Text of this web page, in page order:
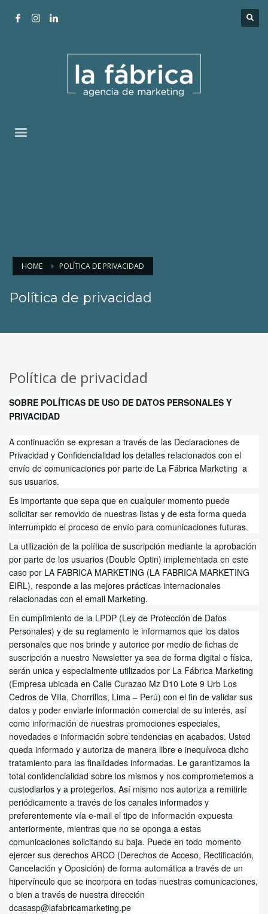
HOME POLÍTICA DE PRIVACIDAD
Política de privacidad
Política de privacidad
SOBRE POLÍTICAS DE USO DE DATOS PERSONALES Y
PRIVACIDAD
A continuación se expresan a través de las Declaraciones de
Privacidad y Confidencialidad los detalles relacionados con el
envío de comunicaciones por parte de La Fábrica Marketing a
sus usuarios.
Es importante que sepa que en cualquier momento puede
solicitar ser removido de nuestras listas y de esta forma queda
interrumpido el proceso de envío para comunicaciones futuras.
La utilización de la política de suscripción mediante la aprobación
por parte de los usuarios (Double Optin) implementada en este
caso por LA FABRICA MARKETING (LA FABRICA MARKETING
EIRL), responde a las mejores prácticas internacionales
relacionadas con el email Marketing.
En cumplimiento de la LPDP (Ley de Protección de Datos
Personales) y de su reglamento le informamos que los datos
personales que nos brinde y autorice por medio de fichas de
suscripción a nuestro Newsletter ya sea de forma digital o física,
serán unica y especialmente utilizados por La Fábrica Marketing
(Empresa ubicada en Calle Curazao Mz D10 Lote 9 Urb Los
Cedros de Villa, Chorrillos, Lima – Perú) con el fin de validar sus
datos y poder enviarle información comercial de su interés, así
como información de nuestras promociones especiales,
novedades e información sobre tendencias en acabados. Usted
queda informado y autoriza de manera libre e inequívoca dicho
tratamiento para las finalidades informadas. Le garantizamos la
total confidencialidad sobre los mismos y nos comprometemos a
custodiarlos y a protegerlos. Así mismo nos autoriza a remitirle
periódicamente a través de los canales informados y
preferentemente vía e-mail el tipo de información expuesta
anteriormente, mientras que no se oponga a estas
comunicaciones solicitando su baja. Puede en todo momento
ejercer sus derechos ARCO (Derechos de Acceso, Rectificación,
Cancelación y Oposición) de forma automática a través de un
hipervínculo que se incorpora en todas nuestras comunicaciones,
o bien a través de nuestra dirección
dcasasp@lafabricamarketing.pe